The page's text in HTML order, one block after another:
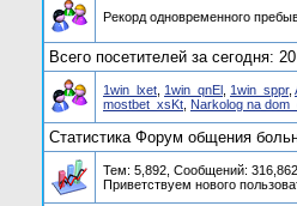
Рекорд одновременного
Всего посетителей за сегодня: 20
1win_lxet 1win_qnEl 1win_sppr,
mostbet_xsKt Narkolog na
Статистика Форум общения
Тем: 5,892, Сообщений:
Приветствуем нового